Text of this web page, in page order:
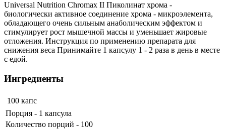
Universal Nutrition Chromax II Пиколинат хрома -
биологически активное соединение хрома - микроэлемента,
обладающего очень сильным анаболическим эффектом и
стимулирует рост мышечной массы и уменьшает жировые
отложения. Инструкция по применению препарата для
снижения веса Принимайте 1 капсулу 1 - 2 раза в день в месте
с едой.
Ингредиенты
100 капс
Порция - 1 капсула
Количество порций - 100